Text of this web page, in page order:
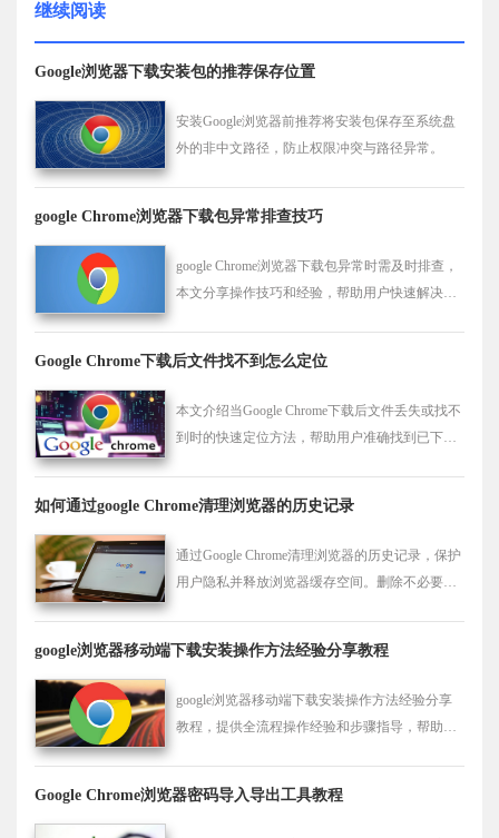
继续阅读
Google浏览器下载安装包的推荐保存位置
安装Google浏览器前推荐将安装包保存至系统盘
外的非中文路径，防止权限冲突与路径异常。
google Chrome浏览器下载包异常排查技巧
google Chrome浏览器下载包异常时需及时排查，
本文分享操作技巧和经验，帮助用户快速解决下
Google Chrome下载后文件找不到怎么定位
本文介绍当Google Chrome下载后文件丢失或找不
到时的快速定位方法，帮助用户准确找到已下载
如何通过google Chrome清理浏览器的历史记录
通过Google Chrome清理浏览器的历史记录，保护
用户隐私并释放浏览器缓存空间。删除不必要的
google浏览器移动端下载安装操作方法经验分享教程
google浏览器移动端下载安装操作方法经验分享
教程，提供全流程操作经验和步骤指导，帮助用
Google Chrome浏览器密码导入导出工具教程